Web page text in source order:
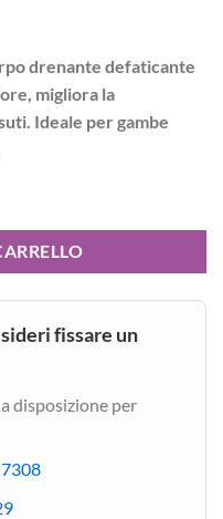
drenante defaticante
migliora la
Ideale per gambe
fissare un
disposizione per